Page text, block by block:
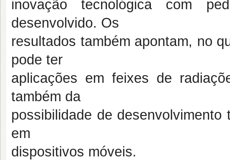
inovação tecnológica com
desenvolvido. Os
resultados também apontam, no
pode ter
aplicações em feixes de
também da
possibilidade de
em
dispositivos móveis.